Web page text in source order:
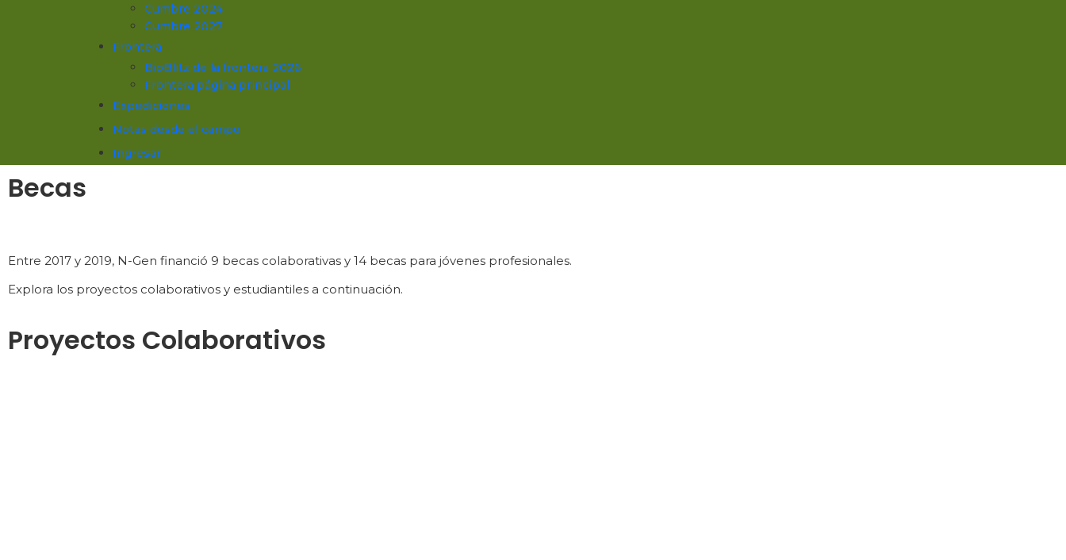
Cumbre 2024
Cumbre 2027
Frontera
BioBlitz de la frontera 2026
Frontera página principal
Expediciones
Notas desde el campo
Ingresar
Becas
Entre 2017 y 2019, N-Gen financió 9 becas colaborativas y 14 becas para jóvenes profesionales.
Explora los proyectos colaborativos y estudiantiles a continuación.
Proyectos Colaborativos